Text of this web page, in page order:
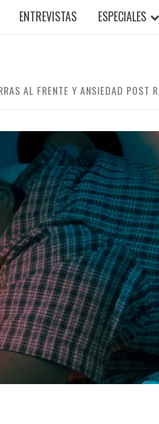
ENTREVISTAS ESPECIALES
AL FRENTE Y ANSIEDAD POST